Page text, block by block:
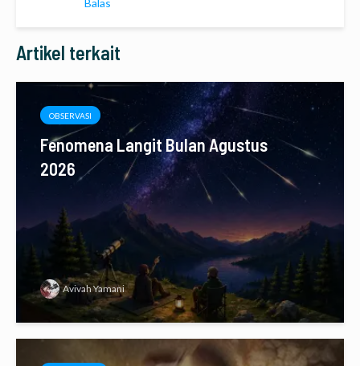
Balas
Artikel terkait
OBSERVASI
Fenomena Langit Bulan Agustus
2026
Avivah Yamani